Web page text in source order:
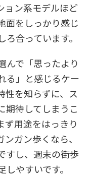
ョン系モデルほど
面をしっかり感じ
合っています。
んで「思ったより
る」と感じるケー
性を知らずに、ス
期待してしまうこ
ず用途をはっきり
ガン歩くなら、
すし、週末の街歩
やすいです。